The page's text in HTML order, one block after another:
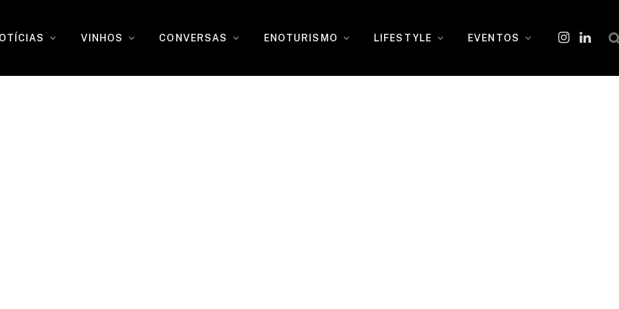
VINHOS CONVERSAS ENOTURISMO LIFESTYLE EVENTOS
Instagram
O